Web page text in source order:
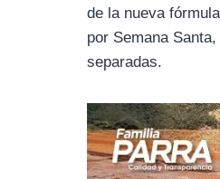
de la nueva
por Semana
separadas.